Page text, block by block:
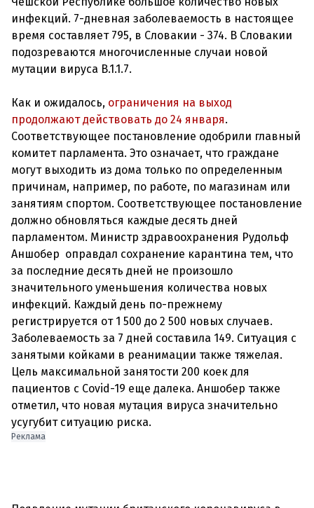
инфекций. 7-дневная заболеваемость в настоящее
время составляет 795, в Словакии - 374. В Словакии
подозреваются многочисленные случаи новой
мутации вируса B.1.1.7.
Как и ожидалось, ограничения на выход
продолжают действовать до 24 января.
Соответствующее постановление одобрили главный
комитет парламента. Это означает, что граждане
могут выходить из дома только по определенным
причинам, например, по работе, по магазинам или
занятиям спортом. Соответствующее постановление
должно обновляться каждые десять дней
парламентом. Министр здравоохранения Рудольф
Аншобер оправдал сохранение карантина тем, что
за последние десять дней не произошло
значительного уменьшения количества новых
инфекций. Каждый день по-прежнему
регистрируется от 1 500 до 2 500 новых случаев.
Заболеваемость за 7 дней составила 149. Ситуация с
занятыми койками в реанимации также тяжелая.
Цель максимальной занятости 200 коек для
пациентов с Covid-19 еще далека. Аншобер также
отметил, что новая мутация вируса значительно
Реклама